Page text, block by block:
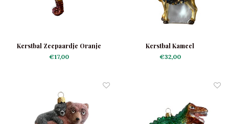
Kerstbal Zeepaardje Oranje
€17,00
Kerstbal Kameel
€32,00